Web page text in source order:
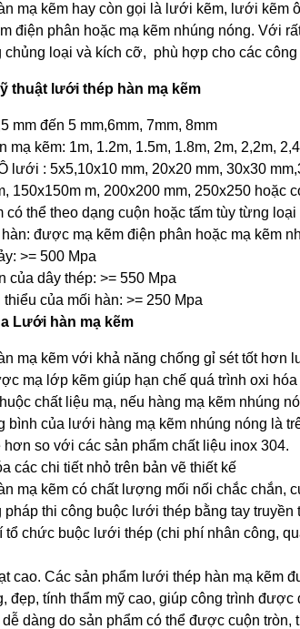
mạ kẽm hay còn gọi là lưới kẽm, lưới kẽm
điện phân hoặc mạ kẽm nhúng nóng. Với
chủng loại và kích cỡ, phù hợp cho các
thuật lưới thép hàn mạ kẽm
mm đến 5 mm,6mm, 7mm, 8mm
mạ kẽm: 1m, 1.2m, 1.5m, 1.8m, 2m, 2,2m,
lưới : 5x5,10x10 mm, 20x20 mm, 30x30
150x150m m, 200x200 mm, 250x250 hoặc
có thể theo dạng cuộn hoặc tấm tùy từng loại
được mạ kẽm điện phân hoặc mạ kẽm
>= 500 Mpa
của dây thép: >= 550 Mpa
của mối hàn: >= 250 Mpa
Lưới hàn mạ kẽm
mạ kẽm với khả năng chống gỉ sét tốt hơn
mạ lớp kẽm giúp hạn chế quá trình oxi
chất liệu mạ, nếu hàng mạ kẽm nhúng
bình của lưới hàng mạ kẽm nhúng nóng là
hơn so với các sản phẩm chất liệu inox 304.
các chi tiết nhỏ trên bản vẽ thiết kế
mạ kẽm có chất lượng mối nối chắc chắn,
thi công buộc lưới thép bằng tay truyền
tổ chức buộc lưới thép (chi phí nhân công,
cao. Các sản phẩm lưới thép hàn mạ kẽm
đẹp, tính thẩm mỹ cao, giúp công trình
dàng do sản phẩm có thể được cuộn tròn,